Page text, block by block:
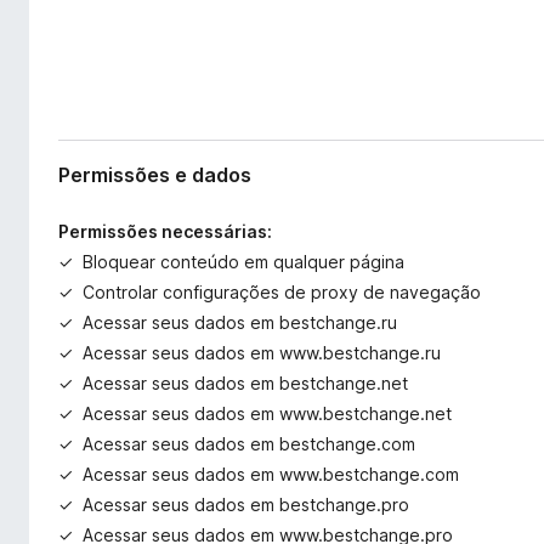
Permissões e dados
Permissões necessárias:
Bloquear conteúdo em qualquer página
Controlar configurações de proxy de navegação
Acessar seus dados em bestchange.ru
Acessar seus dados em www.bestchange.ru
Acessar seus dados em bestchange.net
Acessar seus dados em www.bestchange.net
Acessar seus dados em bestchange.com
Acessar seus dados em www.bestchange.com
Acessar seus dados em bestchange.pro
Acessar seus dados em www.bestchange.pro